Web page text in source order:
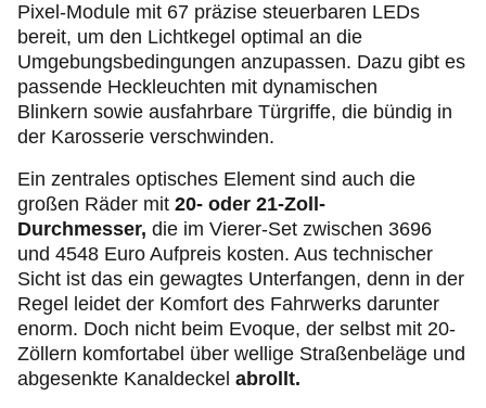
Pixel-Module mit 67 präzise steuerbaren LEDs
bereit, um den Lichtkegel optimal an die
Umgebungsbedingungen anzupassen. Dazu gibt es
passende Heckleuchten mit dynamischen
Blinkern sowie ausfahrbare Türgriffe, die bündig in
der Karosserie verschwinden.
Ein zentrales optisches Element sind auch die
großen Räder mit 20- oder 21-Zoll-
Durchmesser, die im Vierer-Set zwischen 3696
und 4548 Euro Aufpreis kosten. Aus technischer
Sicht ist das ein gewagtes Unterfangen, denn in der
Regel leidet der Komfort des Fahrwerks darunter
enorm. Doch nicht beim Evoque, der selbst mit 20-
Zöllern komfortabel über wellige Straßenbeläge und
abgesenkte Kanaldeckel abrollt.